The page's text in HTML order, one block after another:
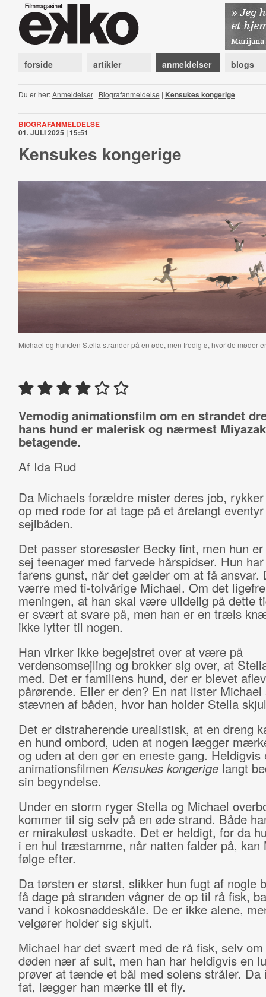
forside artikler anmeldelser blogs
Du er her:Anmeldelser| Biografanmeldelse | Kensukes kongerige
BIOGRAFANMELDELSE
01. JULI 2025 | 15:51
Kensukes kongerige
Michael og hunden Stella strander på en øde, men frodig ø, hvor de møder
Vemodig animationsfilm om en strandet
hans hund er malerisk og nærmest
betagende.
Af Ida Rud
Da Michaels forældre mister deres job,
op med rode for at tage på et årelangt
sejlbåden.
Det passer storesøster Becky fint, men hun
sej teenager med farvede hårspidser. Hun
farens gunst, når det gælder om at få ansvar.
værre med ti-tolvårige Michael. Om det
meningen, at han skal være ulidelig på dette
er svært at svare på, men han er en træls
ikke lytter til nogen.
Han virker ikke begejstret over at være på
verdensomsejling og brokker sig over, at
med. Det er familiens hund, der er blevet
pårørende. Eller er den? En nat lister
stævnen af båden, hvor han holder Stella
Det er distraherende urealistisk, at en dreng
en hund ombord, uden at nogen lægger
og uden at den gør en eneste gang. Heldigvis
animationsfilmen Kensukes kongerige langt
sin begyndelse.
Under en storm ryger Stella og Michael
kommer til sig selv på en øde strand. Både
er mirakuløst uskadte. Det er heldigt, for da
i en hul træstamme, når natten falder på, kan
følge efter.
Da tørsten er størst, slikker hun fugt af nogle
få dage på stranden vågner de op til rå fisk,
vand i kokosnøddeskåle. De er ikke alene,
velgører holder sig skjult.
Michael har det svært med de rå fisk, selv om
døden nær af sult, men han har heldigvis en
prøver at tænde et bål med solens stråler. Da
fat, lægger han mærke til et fly.